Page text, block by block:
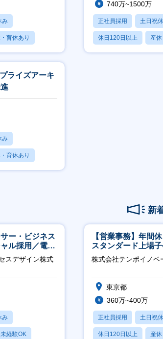
み
育休あり
740万~1500万
正社員採用 土日祝
休日120日以上 産
賞与あり
ライズアーキ
み
育休あり
新
ー・ビジネス
ル採用／電
プロジェクト
スデザイン株式
み
経験OK
【営業事務】年間
スタンダード上場
株式会社テンポイノベ
東京都
360万~400万
正社員採用 土日祝
休日120日以上 産